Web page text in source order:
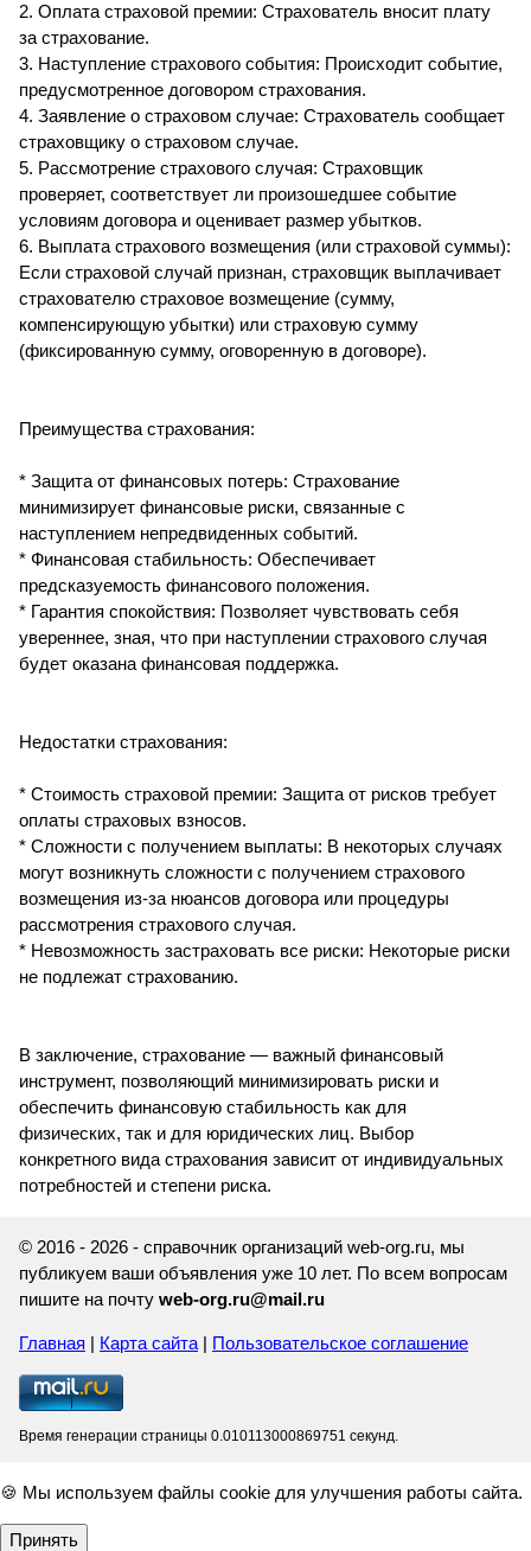
2. Оплата страховой премии: Страхователь вносит плату
за страхование.
3. Наступление страхового события: Происходит событие,
предусмотренное договором страхования.
4. Заявление о страховом случае: Страхователь сообщает
страховщику о страховом случае.
5. Рассмотрение страхового случая: Страховщик
проверяет, соответствует ли произошедшее событие
условиям договора и оценивает размер убытков.
6. Выплата страхового возмещения (или страховой суммы):
Если страховой случай признан, страховщик выплачивает
страхователю страховое возмещение (сумму,
компенсирующую убытки) или страховую сумму
(фиксированную сумму, оговоренную в договоре).
Преимущества страхования:
* Защита от финансовых потерь: Страхование
минимизирует финансовые риски, связанные с
наступлением непредвиденных событий.
* Финансовая стабильность: Обеспечивает
предсказуемость финансового положения.
* Гарантия спокойствия: Позволяет чувствовать себя
увереннее, зная, что при наступлении страхового случая
будет оказана финансовая поддержка.
Недостатки страхования:
* Стоимость страховой премии: Защита от рисков требует
оплаты страховых взносов.
* Сложности с получением выплаты: В некоторых случаях
могут возникнуть сложности с получением страхового
возмещения из-за нюансов договора или процедуры
рассмотрения страхового случая.
* Невозможность застраховать все риски: Некоторые риски
не подлежат страхованию.
В заключение, страхование — важный финансовый
инструмент, позволяющий минимизировать риски и
обеспечить финансовую стабильность как для
физических, так и для юридических лиц. Выбор
конкретного вида страхования зависит от индивидуальных
потребностей и степени риска.
© 2016 - 2026 - справочник организаций web-org.ru, мы
публикуем ваши объявления уже 10 лет. По всем вопросам
пишите на почту web-org.ru@mail.ru
Главная | Карта сайта| Пользовательское соглашение
Время генерации страницы 0.010113000869751 секунд.
🍪 Мы используем файлы cookie для улучшения работы сайта.
Принять